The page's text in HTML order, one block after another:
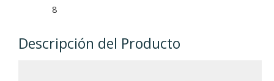
8
Descripción del Producto